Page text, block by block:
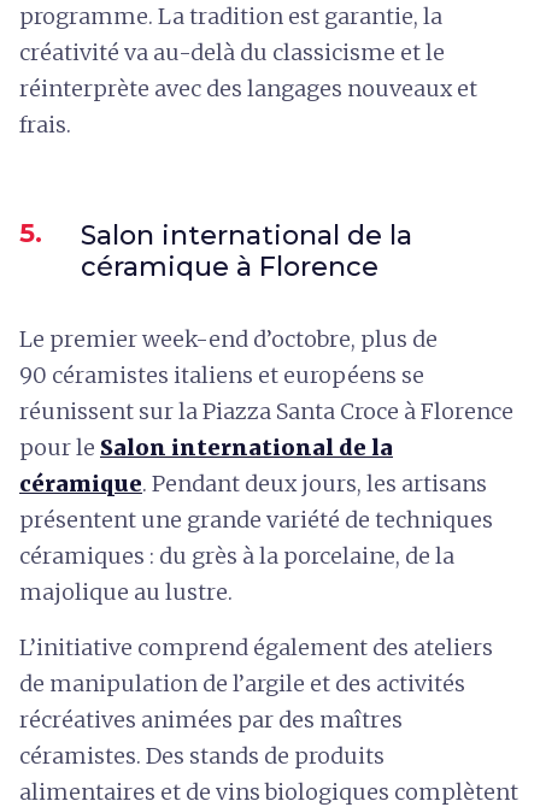
programme. La tradition est garantie, la
créativité va au-delà du classicisme et le
réinterprète avec des langages nouveaux et
frais.
5.
Salon international de la
céramique à Florence
Le premier week-end d’octobre, plus de
90 céramistes italiens et européens se
réunissent sur la Piazza Santa Croce à Florence
pour le Salon international de la
céramique. Pendant deux jours, les artisans
présentent une grande variété de techniques
céramiques : du grès à la porcelaine, de la
majolique au lustre.
L’initiative comprend également des ateliers
de manipulation de l’argile et des activités
récréatives animées par des maîtres
céramistes. Des stands de produits
alimentaires et de vins biologiques complètent